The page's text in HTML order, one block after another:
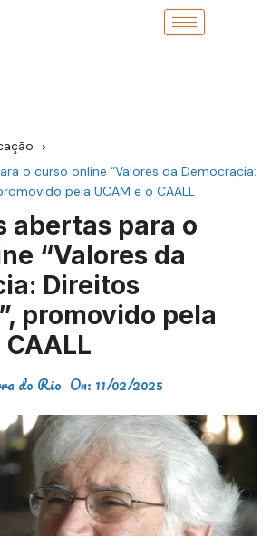
o curso online “Valores da Democracia:
pela UCAM e o CAALL
abertas para o
“Valores da
Direitos
promovido pela
CAALL
do Rio On: 11/02/2025